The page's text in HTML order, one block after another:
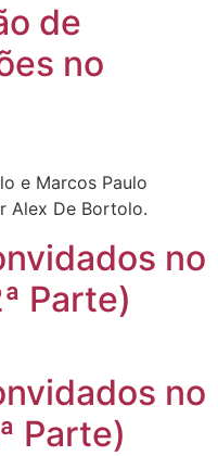
de
no
e Marcos Paulo
Alex De Bortolo.
no
Parte)
no
Parte)